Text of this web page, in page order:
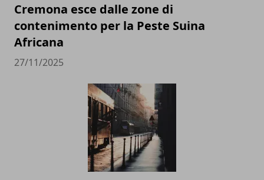
Cremona esce dalle zone di
contenimento per la Peste Suina
Africana
27/11/2025